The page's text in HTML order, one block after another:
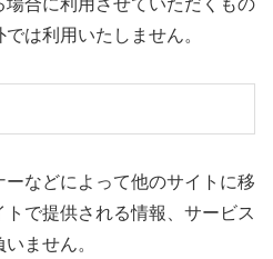
合に利用させていただくもの
は利用いたしません。
などによって他のサイトに移
で提供される情報、サービス
ません。